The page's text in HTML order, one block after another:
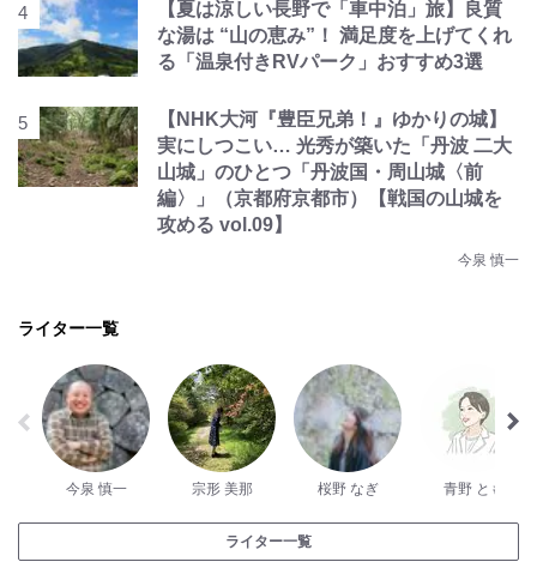
【夏は涼しい長野で「車中泊」旅】良質
な湯は “山の恵み”！ 満足度を上げてくれ
る「温泉付きRVパーク」おすすめ3選
【NHK大河『豊臣兄弟！』ゆかりの城】
実にしつこい… 光秀が築いた「丹波 二大
山城」のひとつ「丹波国・周山城〈前
編〉」（京都府京都市）【戦国の山城を
攻める vol.09】
今泉 慎一
ライター一覧
今泉 慎一 宗形 美那 桜野 なぎ 青野 とも
ライター一覧